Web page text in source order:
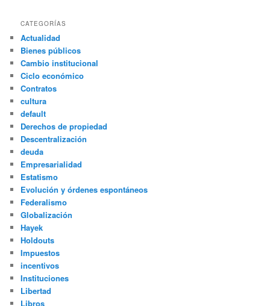
CATEGORÍAS
Actualidad
Bienes públicos
Cambio institucional
Ciclo económico
Contratos
cultura
default
Derechos de propiedad
Descentralización
deuda
Empresarialidad
Estatismo
Evolución y órdenes espontáneos
Federalismo
Globalización
Hayek
Holdouts
Impuestos
incentivos
Instituciones
Libertad
Libros